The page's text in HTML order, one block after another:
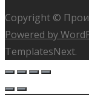
Copyright ©
Powered by
TemplatesNext.